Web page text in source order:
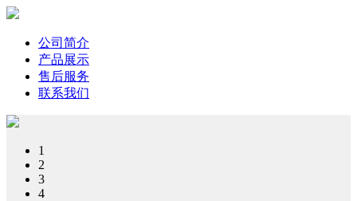
公司简介
产品展示
售后服务
联系我们
1
2
3
4